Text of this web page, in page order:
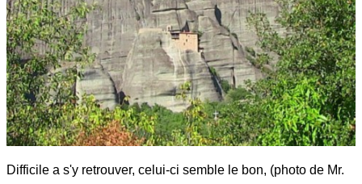
Difficile a s'y retrouver, celui-ci semble le bon, (photo de Mr.